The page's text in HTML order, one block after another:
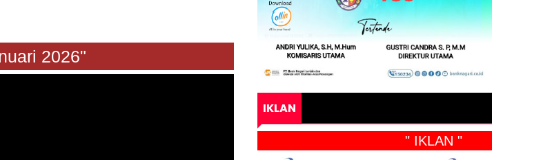
2026"
IKLAN
" IKLAN "